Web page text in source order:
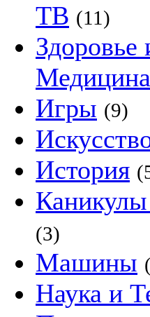
ТВ (11)
Здоровье
Медицина
Игры (9)
История
(3)
Машины
Наука и